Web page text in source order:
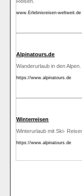
www.Erlebnisreisen-weltweit.de
Alpinatours.de
Wanderurlaub in den
https://www.alpinatours.de
Winterreisen
Winterurlaub mit Ski-
https://www.alpinatours.de